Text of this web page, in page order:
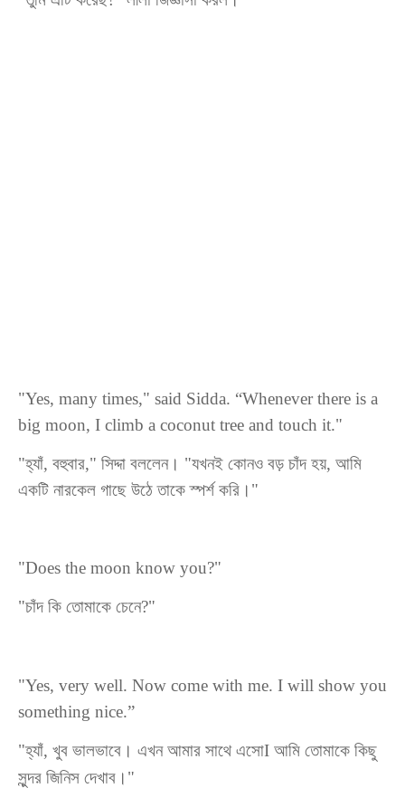
"Yes, many times," said Sidda. “Whenever there is a
big moon, I climb a coconut tree and touch it."
"হ্যাঁ, বহুবার," সিদ্দা বললেন। "যখনই কোনও বড় চাঁদ হয়, আমি
একটি নারকেল গাছে উঠে তাকে স্পর্শ করি।"
"Does the moon know you?"
"চাঁদ কি তোমাকে চেনে?"
"Yes, very well. Now come with me. I will show you
something nice.”
"হ্যাঁ, খুব ভালভাবে। এখন আমার সাথে এসোI আমি তোমাকে কিছু
সুন্দর জিনিস দেখাব।"